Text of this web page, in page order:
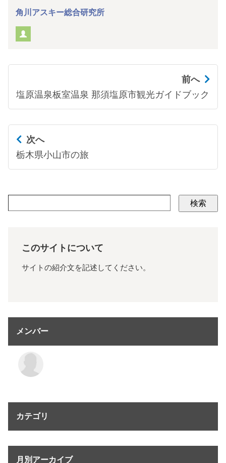
角川アスキー総合研究所
前へ
塩原温泉板室温泉 那須塩原市観光ガイドブック
次へ
栃木県小山市の旅
検索
このサイトについて
サイトの紹介文を記述してください。
メンバー
カテゴリ
月別アーカイブ